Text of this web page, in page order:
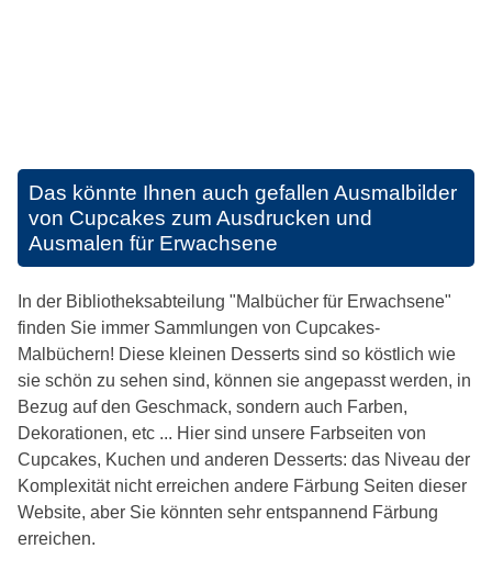
Das könnte Ihnen auch gefallen Ausmalbilder
von Cupcakes zum Ausdrucken und
Ausmalen für Erwachsene
In der Bibliotheksabteilung "Malbücher für Erwachsene"
finden Sie immer Sammlungen von Cupcakes-
Malbüchern! Diese kleinen Desserts sind so köstlich wie
sie schön zu sehen sind, können sie angepasst werden, in
Bezug auf den Geschmack, sondern auch Farben,
Dekorationen, etc ... Hier sind unsere Farbseiten von
Cupcakes, Kuchen und anderen Desserts: das Niveau der
Komplexität nicht erreichen andere Färbung Seiten dieser
Website, aber Sie könnten sehr entspannend Färbung
erreichen.